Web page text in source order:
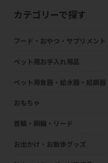
カテゴリーで探す
フード・おやつ・サプリメント
ペット用お手入れ用品
ペット用食器・給水器・給餌器
おもちゃ
首輪・胴輪・リード
お出かけ・お散歩グッズ